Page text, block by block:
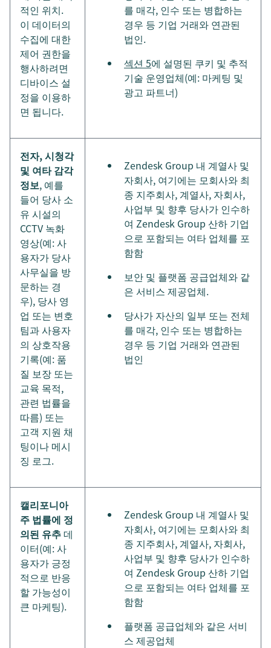
적인 위치.
이 데이터의
수집에 대한
제어 권한을
행사하려면
디바이스 설
정을 이용하
면 됩니다.
를 매각, 인수 또는 병합하는
경우 등 기업 거래와 연관된
법인.
섹션 5에 설명된 쿠키 및 추적
기술 운영업체(예: 마케팅 및
광고 파트너)
전자, 시청각
및 여타 감각
정보, 예를
들어 당사 소
유 시설의
CCTV 녹화
영상(예: 사
용자가 당사
사무실을 방
문하는 경
우), 당사 영
업 또는 변호
팀과 사용자
의 상호작용
기록(예: 품
질 보장 또는
교육 목적,
관련 법률을
따름) 또는
고객 지원 채
팅이나 메시
징 로그.
Zendesk Group 내 계열사 및
자회사, 여기에는 모회사와 최
종 지주회사, 계열사, 자회사,
사업부 및 향후 당사가 인수하
여 Zendesk Group 산하 기업
으로 포함되는 여타 업체를 포
함함
보안 및 플랫폼 공급업체와 같
은 서비스 제공업체.
당사가 자산의 일부 또는 전체
를 매각, 인수 또는 병합하는
경우 등 기업 거래와 연관된
법인
캘리포니아
주 법률에 정
의된 유추데
이터(예: 사
용자가 긍정
적으로 반응
할 가능성이
큰 마케팅).
Zendesk Group 내 계열사 및
자회사, 여기에는 모회사와 최
종 지주회사, 계열사, 자회사,
사업부 및 향후 당사가 인수하
여 Zendesk Group 산하 기업
으로 포함되는 여타 업체를 포
함함
플랫폼 공급업체와 같은 서비
스 제공업체